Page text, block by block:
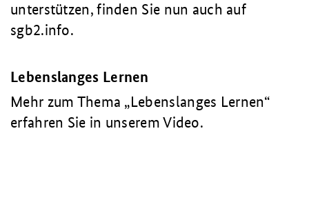
unterstützen, finden Sie nun auch auf
sgb2.info.
Lebenslanges Lernen
Mehr zum Thema „Lebenslanges Lernen“
erfahren Sie in unserem Video.